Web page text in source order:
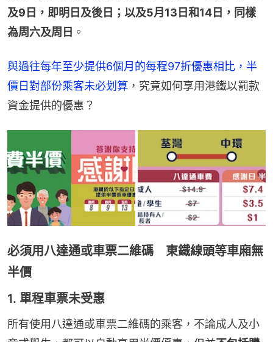
及9日，即明日及後日；以及5月13日和14日，同樣
為周六及周日 。
與過往每年至少提供6個月的每程97折優惠相比，半
價日對部份乘客未必划算 ，究竟如何享用港鐵以罰款
資金提供的優惠？
必須用八達通或車票二維碼 東鐵線頭等車廂無
半價
1. 單程車票未受惠
所有使用八達通或車票二維碼的乘客，不論成人及小